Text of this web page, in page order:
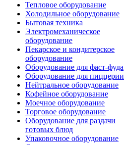
Тепловое оборудование
Холодильное оборудование
Бытовая техника
Электромеханическое
оборудование
Пекарское и кондитерское
оборудование
Оборудование для фаст-фуда
Оборудование для пиццерии
Нейтральное оборудование
Кофейное оборудование
Моечное оборудование
Торговое оборудование
Оборудование для раздачи
готовых блюд
Упаковочное оборудование